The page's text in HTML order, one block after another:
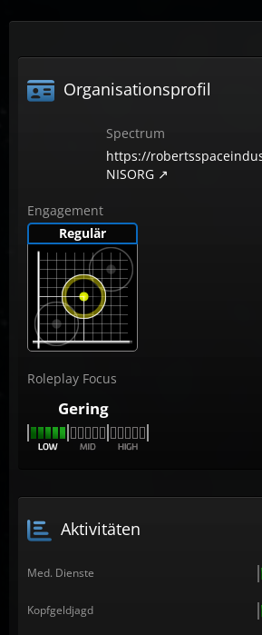
Organisationsprofil
Spectrum
https://
NISORG
Engagement
Regulär
Roleplay Focus
Gering
Aktivitäten
Med. Dienste
Kopfgeldjagd